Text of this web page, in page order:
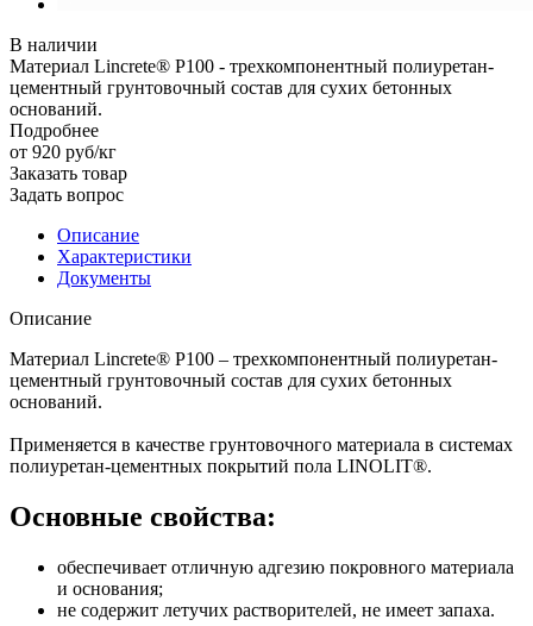
В наличии
Материал Lincrete® P100 - трехкомпонентный полиуретан-
цементный грунтовочный состав для сухих бетонных
оснований.
Подробнее
от 920 руб/кг
Заказать товар
Задать вопрос
Описание
Характеристики
Документы
Описание
Материал Lincrete® P100 – трехкомпонентный полиуретан-
цементный грунтовочный состав для сухих бетонных
оснований.
Применяется в качестве грунтовочного материала в системах
полиуретан-цементных покрытий пола LINOLIT®.
Основные свойства:
обеспечивает отличную адгезию покровного материала
и основания;
не содержит летучих растворителей, не имеет запаха.